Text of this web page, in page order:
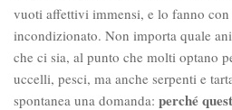
vuoti affettivi immensi, e lo fanno con
incondizionato. Non importa quale
che ci sia, al punto che molti optano
uccelli, pesci, ma anche serpenti e
spontanea una domanda: perché